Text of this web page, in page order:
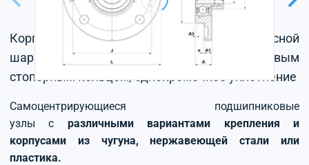
Корпус из серого чугуна, радиальный корпусной
шарикоподшипник с эксцентриковым
стопорным кольцом, однокромочное уплотнение
Самоцентрирующиеся подшипниковые
узлы с различными вариантами крепления и
корпусами из чугуна, нержавеющей стали или
пластика.